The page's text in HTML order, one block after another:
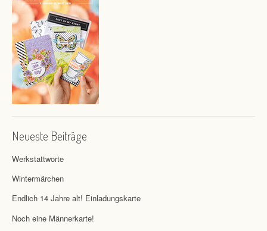
Neueste Beiträge
Werkstattworte
Wintermärchen
Endlich 14 Jahre alt! Einladungskarte
Noch eine Männerkarte!